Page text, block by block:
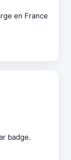
en France
badge.